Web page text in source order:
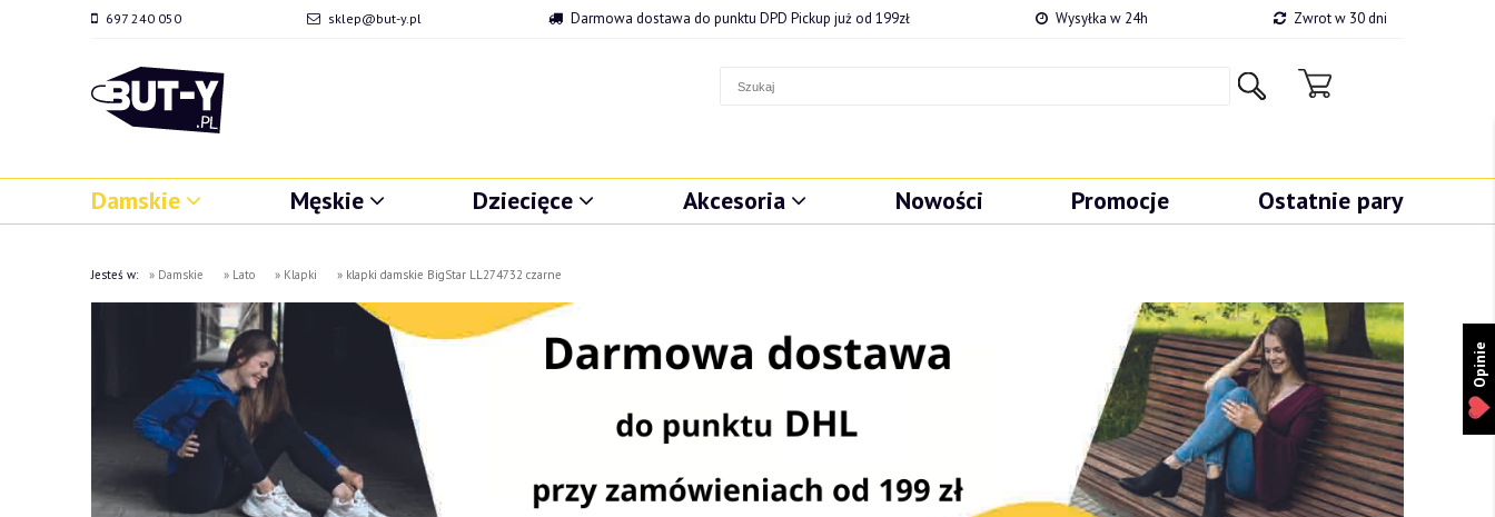
697 240 050 sklep@but-y.pl Darmowa dostawa do punktu DPD Pickup już od 199zł Wysyłka w 24h Zwrot w 30 dni
Damskie Męskie Dziecięce Akcesoria Nowości Promocje Ostatnie pary
Jesteś w: » Damskie » Lato » Klapki » klapki damskie BigStar LL274732 czarne
Opinie